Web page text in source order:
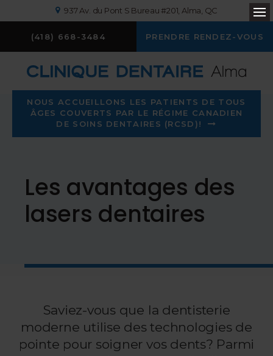
937 Av. du Pont S Bureau #201 Alma QC
(418) 668-3484 PRENDRE RENDEZ-VOUS
NOUS ACCUEILLONS LES PATIENTS DE TOUS
ÂGES COUVERTS PAR LE RÉGIME CANADIEN
DE SOINS DENTAIRES (RCSD)!
Les avantages des
lasers dentaires
Saviez-vous que la dentisterie
moderne utilise des technologies de
pointe pour soigner vos dents? Parmi